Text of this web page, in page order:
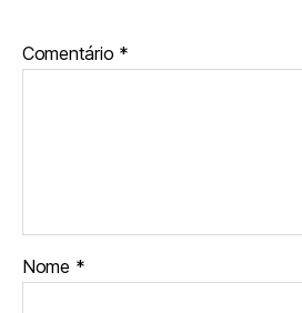
Comentário *
Nome *